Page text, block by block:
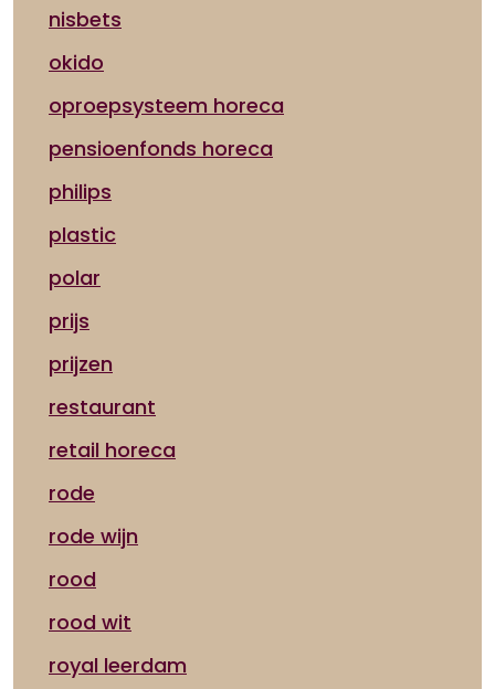
nisbets
okido
oproepsysteem horeca
pensioenfonds horeca
philips
plastic
polar
prijs
prijzen
restaurant
retail horeca
rode
rode wijn
rood
rood wit
royal leerdam